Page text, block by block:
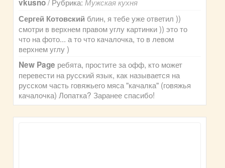
vkusno
Мужская кухня
Сергей Котовский блин, я тебе уже ответил ))
смотри в верхнем правом углу картинки )) это то
что на фото... а то что качалочка, то в левом
верхнем углу )
New Page ребята, простите за офф, кто может
перевести на русский язык, как называется на
русском часть говяжьего мяса "качалка" (говяжья
качалочка) Лопатка? Заранее спасибо!